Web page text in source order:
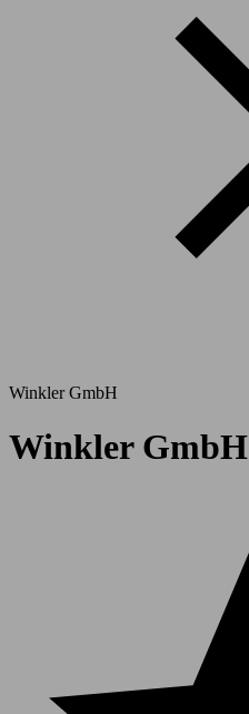
Winkler GmbH
Winkler GmbH